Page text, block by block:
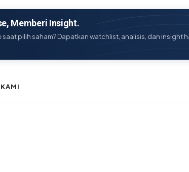
Memberi Insight.
saat pilih saham? Dapatkan watchlist, analisis, dan insight